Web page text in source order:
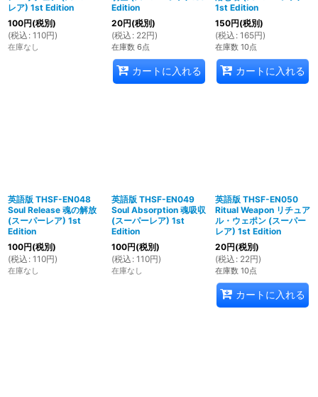
レア) 1st Edition
100円(税別)
(税込 : 110円)
在庫なし
Edition
20円(税別)
(税込 : 22円)
在庫数 6点
カートに入れる
1st Edition
150円(税別)
(税込 : 165円)
在庫数 10点
カートに入れる
英語版 THSF-EN048
Soul Release 魂の解放
(スーパーレア) 1st
Edition
100円(税別)
(税込 : 110円)
在庫なし
英語版 THSF-EN049
Soul Absorption 魂吸収
(スーパーレア) 1st
Edition
100円(税別)
(税込 : 110円)
在庫なし
英語版 THSF-EN050
Ritual Weapon リチュア
ル・ウェポン (スーパー
レア) 1st Edition
20円(税別)
(税込 : 22円)
在庫数 10点
カートに入れる